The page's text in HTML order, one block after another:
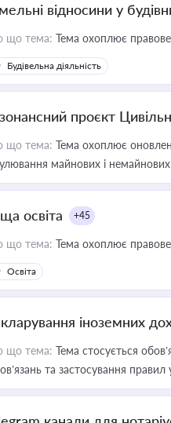
відносини у
що тема: Тема охоплює правове
Будівельна діяльність
проєкт
що тема: Тема охоплює
майнових і немайнових
освіта +45
що тема: Тема охоплює правове
Освіта
іноземних
що тема: Тема стосується
та застосування